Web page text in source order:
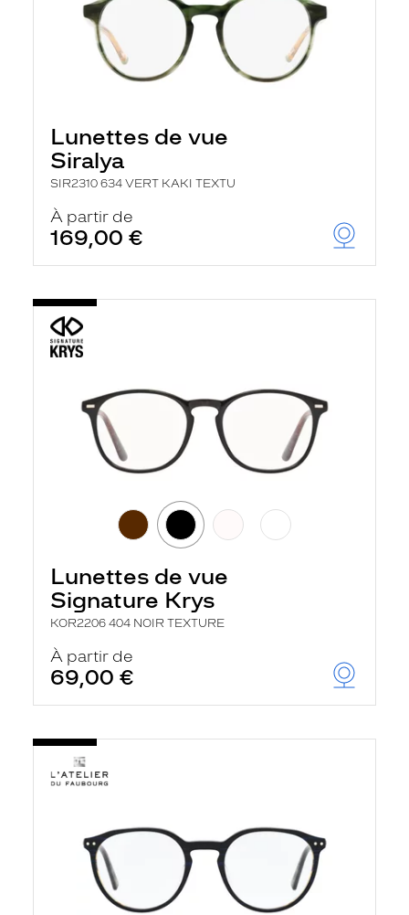
Lunettes de vue
Siralya
SIR2310 634 VERT KAKI TEXTU
À partir de
169,00 €
Lunettes de vue
Signature Krys
KOR2206 404 NOIR TEXTURE
À partir de
69,00 €